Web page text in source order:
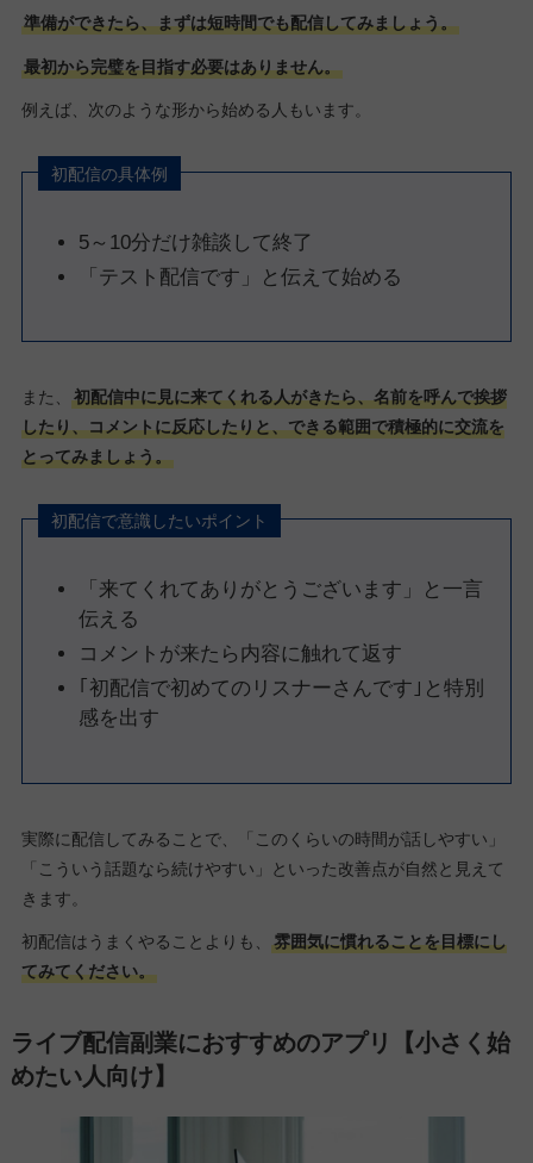
準備ができたら、まずは短時間でも配信してみましょう。
最初から完璧を目指す必要はありません。
例えば、次のような形から始める人もいます。
初配信の具体例
5～10分だけ雑談して終了
「テスト配信です」と伝えて始める
また、
初配信中に見に来てくれる人がきたら、名前を呼んで挨拶
したり、コメントに反応したりと、できる範囲で積極的に交流を
とってみましょう。
初配信で意識したいポイント
「来てくれてありがとうございます」と一言
伝える
コメントが来たら内容に触れて返す
｢初配信で初めてのリスナーさんです｣と特別
感を出す
実際に配信してみることで、「このくらいの時間が話しやすい」
「こういう話題なら続けやすい」といった改善点が自然と見えて
きます。
初配信はうまくやることよりも、
雰囲気に慣れることを目標にし
てみてください。
ライブ配信副業におすすめのアプリ【小さく始
めたい人向け】